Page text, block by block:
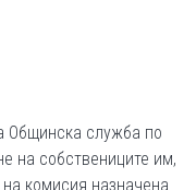
Общинска служба по
на собствениците им,
комисия назначена